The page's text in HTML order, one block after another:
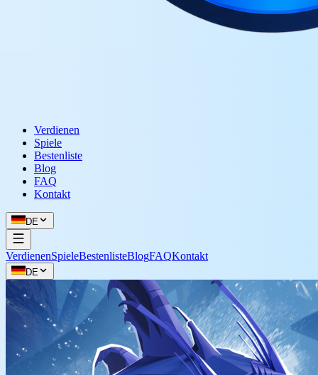
Verdienen
Spiele
Bestenliste
Blog
FAQ
Kontakt
DE
VerdienenSpieleBestenlisteBlogFAQKontakt
DE